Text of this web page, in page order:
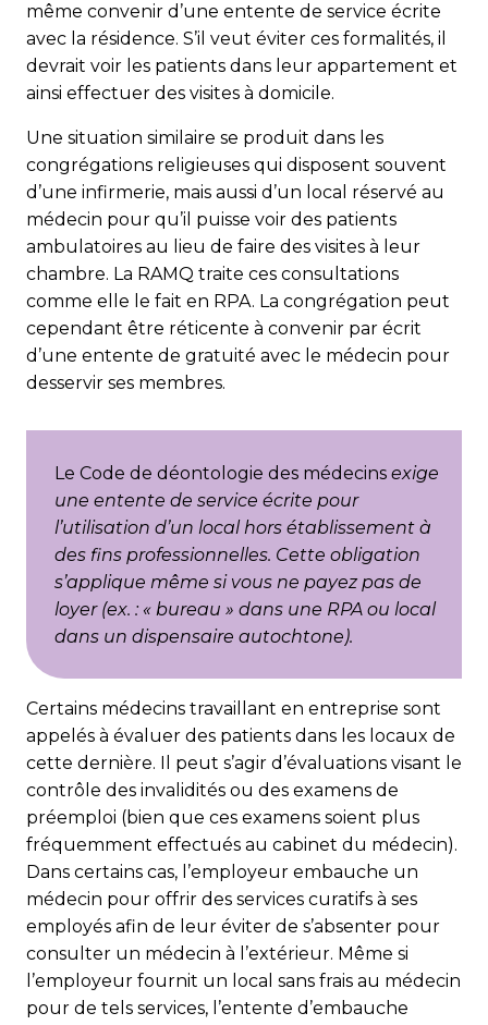
même convenir d’une entente de service écrite
avec la résidence. S’il veut éviter ces formalités, il
devrait voir les patients dans leur appartement et
ainsi effectuer des visites à domicile.
Une situation similaire se produit dans les
congrégations religieuses qui disposent souvent
d’une infirmerie, mais aussi d’un local réservé au
médecin pour qu’il puisse voir des patients
ambulatoires au lieu de faire des visites à leur
chambre. La RAMQ traite ces consultations
comme elle le fait en RPA. La congrégation peut
cependant être réticente à convenir par écrit
d’une entente de gratuité avec le médecin pour
desservir ses membres.
Le Code de déontologie des médecins exige
une entente de service écrite pour
l’utilisation d’un local hors établissement à
des fins professionnelles. Cette obligation
s’applique même si vous ne payez pas de
loyer (ex. : « bureau » dans une RPA ou local
dans un dispensaire autochtone).
Certains médecins travaillant en entreprise sont
appelés à évaluer des patients dans les locaux de
cette dernière. Il peut s’agir d’évaluations visant le
contrôle des invalidités ou des examens de
préemploi (bien que ces examens soient plus
fréquemment effectués au cabinet du médecin).
Dans certains cas, l’employeur embauche un
médecin pour offrir des services curatifs à ses
employés afin de leur éviter de s’absenter pour
consulter un médecin à l’extérieur. Même si
l’employeur fournit un local sans frais au médecin
pour de tels services, l’entente d’embauche